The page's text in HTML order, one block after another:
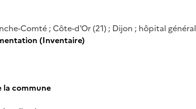
Comté ; Côte-d'Or (21) ; Dijon ; hôpital général
(Inventaire)
la commune